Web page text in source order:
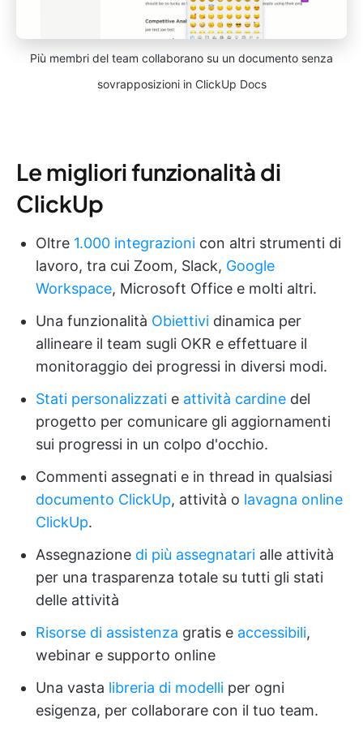
Più membri del team collaborano su un documento senza
sovrapposizioni in ClickUp Docs
Le migliori funzionalità di
ClickUp
Oltre 1.000 integrazioni con altri strumenti di
lavoro, tra cui Zoom, Slack, Google
Workspace, Microsoft Office e molti altri.
Una funzionalità Obiettivi dinamica per
allineare il team sugli OKR e effettuare il
monitoraggio dei progressi in diversi modi.
Stati personalizzati e attività cardine del
progetto per comunicare gli aggiornamenti
sui progressi in un colpo d'occhio.
Commenti assegnati e in thread in qualsiasi
documento ClickUp, attività o lavagna online
ClickUp.
Assegnazione di più assegnatari alle attività
per una trasparenza totale su tutti gli stati
delle attività
Risorse di assistenza gratis e accessibili,
webinar e supporto online
Una vasta libreria di modelli per ogni
esigenza, per collaborare con il tuo team.